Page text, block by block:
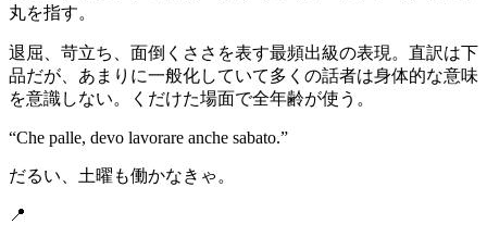
丸を指す。
退屈、苛立ち、面倒くささを表す最頻出級の表現。直訳は下
品だが、あまりに一般化していて多くの話者は身体的な意味
を意識しない。くだけた場面で全年齢が使う。
“Che palle, devo lavorare anche sabato.”
だるい、土曜も働かなきゃ。
📍